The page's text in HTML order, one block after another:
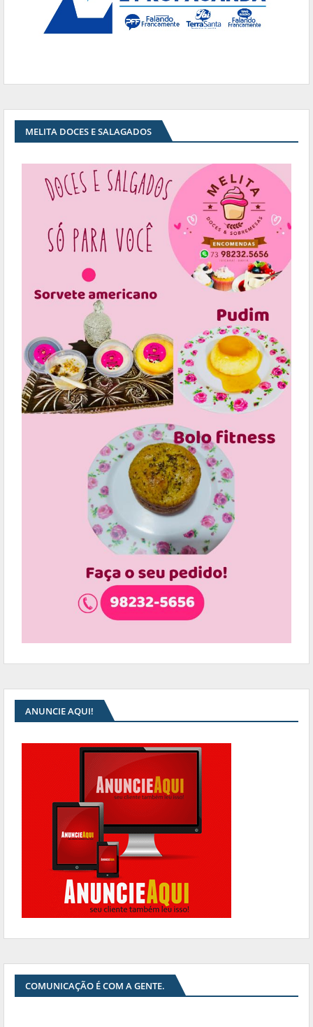
MELITA DOCES E SALAGADOS
ANUNCIE AQUI!
COMUNICAÇÃO É COM A GENTE.